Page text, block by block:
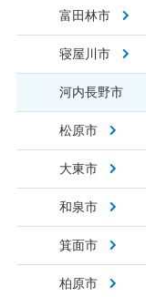
富田林市
寝屋川市
河内長野市
松原市
大東市
和泉市
箕面市
柏原市